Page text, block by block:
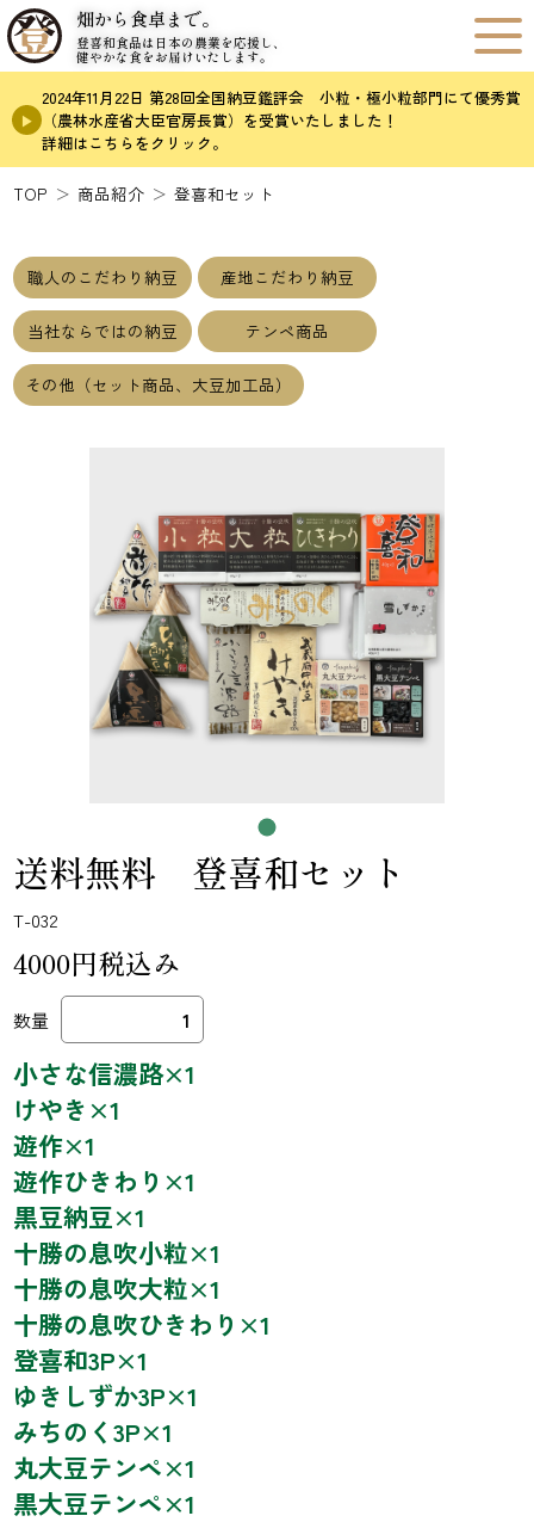
畑から食卓まで。
登喜和食品は日本の農業を応援し、
健やかな食をお届けいたします。
2024年11月22日 第28回全国納豆鑑評会 小粒・極小粒部門にて優秀賞
（農林水産省大臣官房長賞）を受賞いたしました！
詳細はこちらをクリック。
TOP 商品紹介 登喜和セット
職人のこだわり納豆 産地こだわり納豆
当社ならではの納豆 テンペ商品
その他（セット商品、大豆加工品）
送料無料 登喜和セット
T-032
4000円税込み
数量
小さな信濃路×1
けやき×1
遊作×1
遊作ひきわり ×1
黒豆納豆×1
十勝の息吹小粒×1
十勝の息吹大粒×1
十勝の息吹ひきわり ×1
登喜和3P×1
ゆきしずか3P×1
みちのく3P×1
丸大豆テンペ×1
黒大豆テンペ×1